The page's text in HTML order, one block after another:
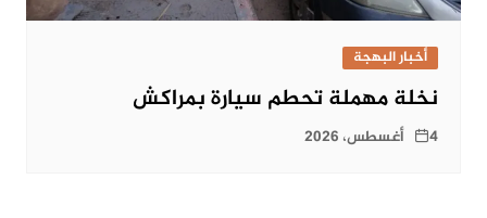
أخبار البهجة
نخلة مهملة تحطم سيارة بمراكش
4 أغسطس، 2026